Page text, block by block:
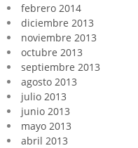
febrero 2014
diciembre 2013
noviembre 2013
octubre 2013
septiembre 2013
agosto 2013
julio 2013
junio 2013
mayo 2013
abril 2013